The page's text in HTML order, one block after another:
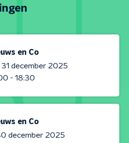
en Co
december 2025
- 18:30
en Co
december 2025